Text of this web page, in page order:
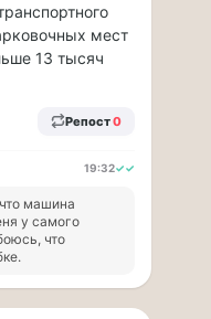
мест
13 тысяч
Репост0
19:32✓✓
машина
у самого
что